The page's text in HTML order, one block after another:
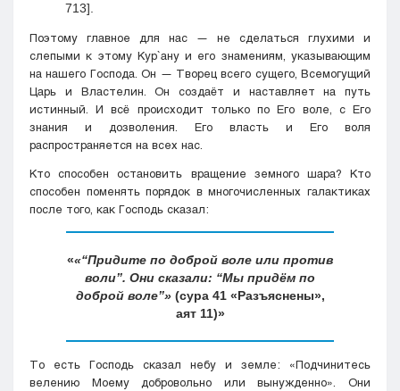
713].
Поэтому главное для нас — не сделаться глухими и
слепыми к этому Кyр`ану и его знамениям, указывающим
на нашего Господа. Он — Творец всего сущего, Всемогущий
Царь и Властелин. Он создаёт и наставляет на путь
истинный. И всё происходит только по Его воле, с Его
знания и дозволения. Его власть и Его воля
распространяется на всех нас.
Кто способен остановить вращение земного шара? Кто
способен поменять порядок в многочисленных галактиках
после того, как Господь сказал:
«“Придите по доброй воле или против
воли”. Они сказали: “Мы придём по
доброй воле”»(сура 41 «Разъяснены»,
аят 11)
То есть Господь сказал небу и земле: «Подчинитесь
велению Моему добровольно или вынужденно». Они